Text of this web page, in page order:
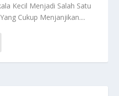
Kecil Menjadi Salah Satu
Cukup Menjanjikan....